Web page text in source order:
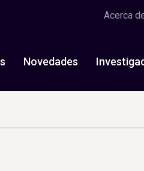
Acerca
Novedades